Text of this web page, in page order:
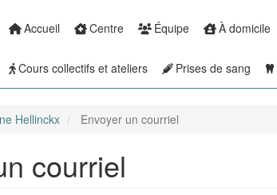
Accueil Centre Équipe À domicile
Cours collectifs et ateliers Prises de sang
Hellinckx Envoyer un courriel
courriel